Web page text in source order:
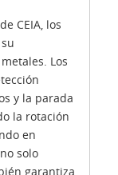
CEIA, los
Los
y la parada
la rotación
en
solo
garantiza